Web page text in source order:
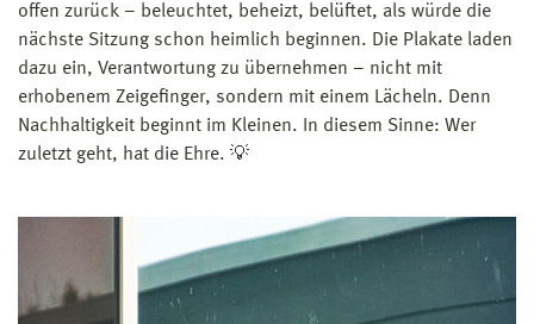
offen zurück – beleuchtet, beheizt, belüftet, als würde die
nächste Sitzung schon heimlich beginnen. Die Plakate laden
dazu ein, Verantwortung zu übernehmen – nicht mit
erhobenem Zeigefinger, sondern mit einem Lächeln. Denn
Nachhaltigkeit beginnt im Kleinen. In diesem Sinne: Wer
zuletzt geht, hat die Ehre. 💡